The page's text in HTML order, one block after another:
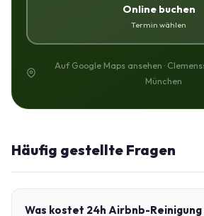
Online buchen
Termin wählen
Auf Google Maps ansehen ·
München
Häufig gestellte Fragen
Was kostet 24h Airbnb-Reinigung